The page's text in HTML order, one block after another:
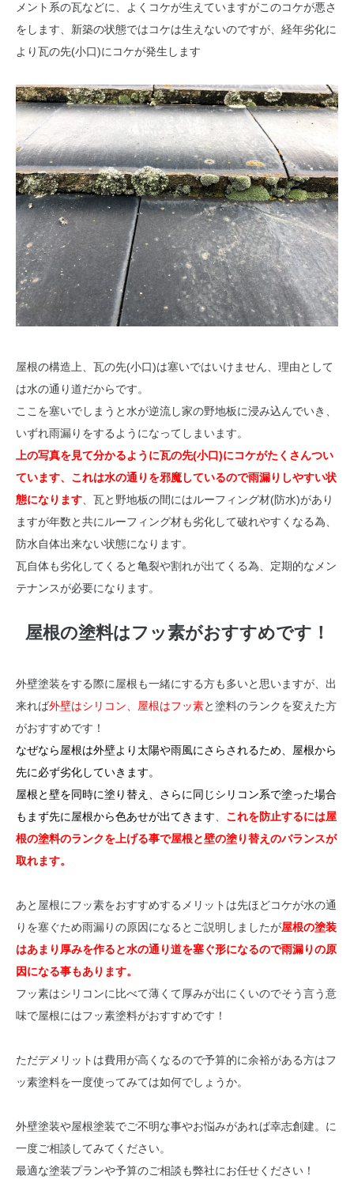
メント系の瓦などに、よくコケが生えていますがこのコケが悪さ
をします、新築の状態ではコケは生えないのですが、経年劣化に
より瓦の先(小口)にコケが発生します
屋根の構造上、瓦の先(小口)は塞いではいけません、理由として
は水の通り道だからです。
ここを塞いでしまうと水が逆流し家の野地板に浸み込んでいき、
いずれ雨漏りをするようになってしまいます。
上の写真を見て分かるように瓦の先(小口)にコケがたくさんつい
ています、これは水の通りを邪魔しているので雨漏りしやすい状
態になります 、瓦と野地板の間にはルーフィング材(防水)があり
ますが年数と共にルーフィング材も劣化して破れやすくなる為、
防水自体出来ない状態になります。
瓦自体も劣化してくると亀裂や割れが出てくる為、定期的なメン
テナンスが必要になります。
屋根の塗料はフッ素がおすすめです！
外壁塗装をする際に屋根も一緒にする方も多いと思いますが、出
来れば外壁はシリコン、屋根はフッ素と塗料のランクを変えた方
がおすすめです！
なぜなら屋根は外壁より太陽や雨風にさらされるため、屋根から
先に必ず劣化していきます。
屋根と壁を同時に塗り替え、さらに同じシリコン系で塗った場合
もまず先に屋根から色あせが出てきます
これを防止するには屋
根の塗料のランクを上げる事で屋根と壁の塗り替えのバランスが
取れます。
あと屋根にフッ素をおすすめするメリットは先ほどコケが水の通
りを塞ぐため雨漏りの原因になるとご説明しましたが屋根の塗装
はあまり厚みを作ると水の通り道を塞ぐ形になるので雨漏りの原
因になる事もあります。
フッ素はシリコンに比べて薄くて厚みが出にくいのでそう言う意
味で屋根にはフッ素塗料がおすすめです！
ただデメリットは費用が高くなるので予算的に余裕がある方はフ
ッ素塗料を一度使ってみては如何でしょうか。
外壁塗装や屋根塗装でご不明な事やお悩みがあれば幸志創建。に
一度ご相談してみてください。
最適な塗装プランや予算のご相談も弊社にお任せください！